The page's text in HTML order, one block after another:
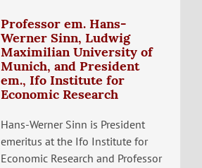
Professor em. Hans-
Werner Sinn, Ludwig
Maximilian University of
Munich, and President
em., Ifo Institute for
Economic Research
Hans-Werner Sinn is President
emeritus at the Ifo Institute for
Economic Research and Professor